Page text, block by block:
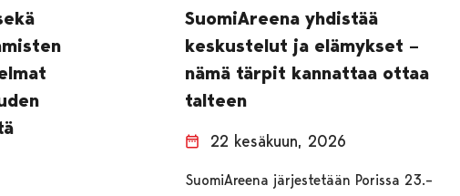
SuomiAreena yhdistää
keskustelut ja elämykset –
nämä tärpit kannattaa ottaa
talteen
22 kesäkuun, 2026
SuomiAreena järjestetään Porissa 23.–